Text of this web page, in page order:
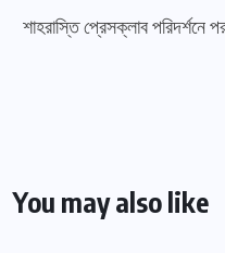
শাহরাস্তি প্রেসক্লাব পরিদর্শনে
You may also like